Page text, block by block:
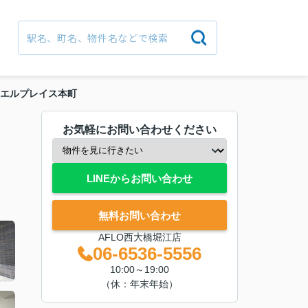
エルプレイス本町
お気軽にお問い合わせください
LINEからお問い合わせ
無料お問い合わせ
AFLO西大橋堀江店
06-6536-5556
10:00～19:00
（休：年末年始）